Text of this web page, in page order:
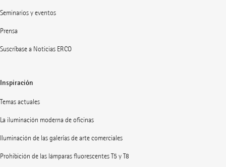
Seminarios y eventos
Prensa
Suscríbase a Noticias ERCO
Inspiración
Temas actuales
La iluminación moderna de oficinas
Iluminación de las galerías de arte comerciales
Prohibición de las lámparas fluorescentes T5 y T8